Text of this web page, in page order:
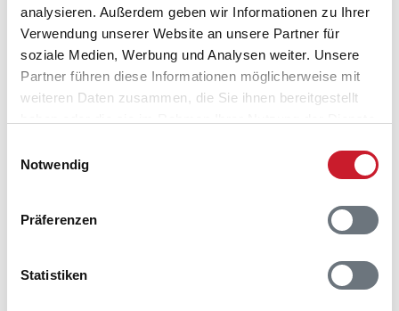
analysieren. Außerdem geben wir Informationen zu Ihrer
Verwendung unserer Website an unsere Partner für
soziale Medien, Werbung und Analysen weiter. Unsere
Partner führen diese Informationen möglicherweise mit
weiteren Daten zusammen, die Sie ihnen bereitgestellt
Notwendig
Präferenzen
Statistiken
Adresse
Ferienhaus 43671
Svinget 37
Skovgårde
8961 Allingåbro